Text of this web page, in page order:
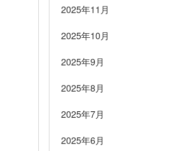
2025年11月
2025年10月
2025年9月
2025年8月
2025年7月
2025年6月